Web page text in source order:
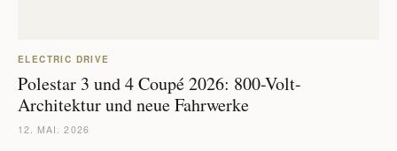
ELECTRIC DRIVE
Polestar 3 und 4 Coupé 2026: 800-Volt-
Architektur und neue Fahrwerke
12. MAI. 2026